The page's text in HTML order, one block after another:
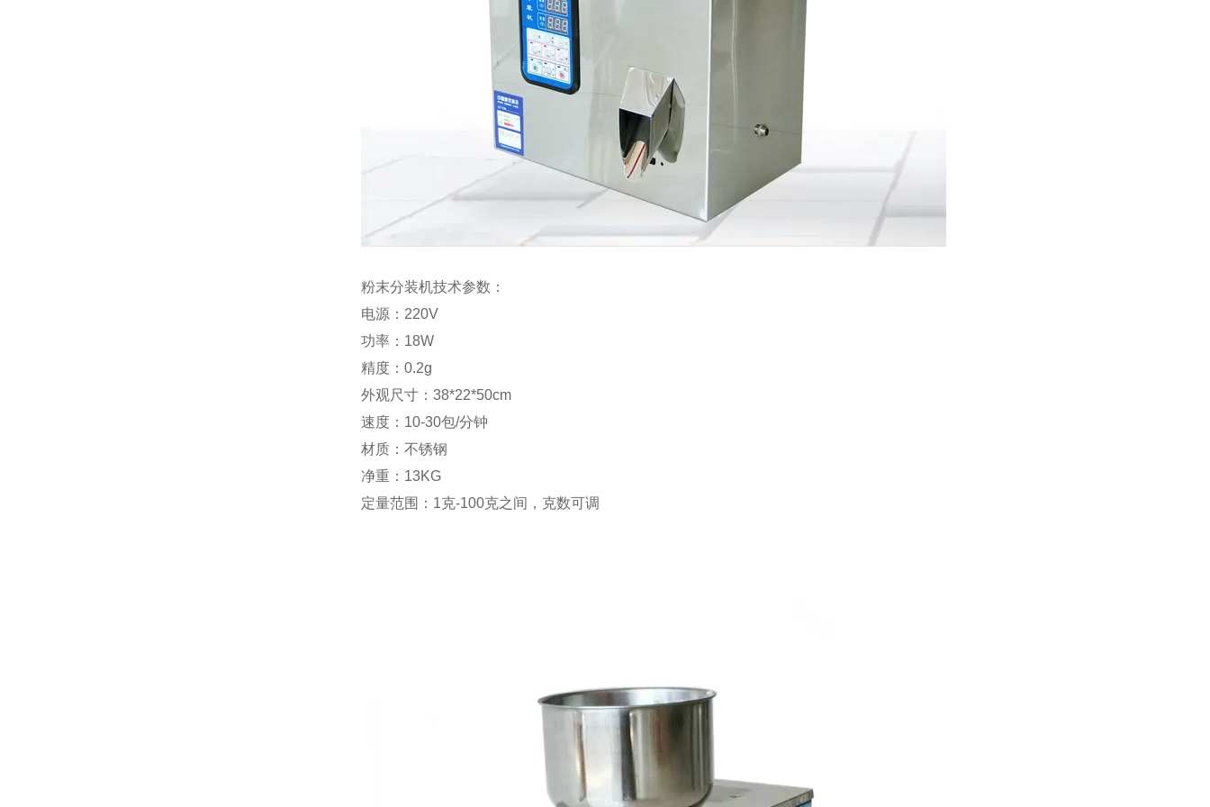
粉末分装机技术参数：
电源：220V
功率：18W
精度：0.2g
外观尺寸：38*22*50cm
速度：10-30包/分钟
材质：不锈钢
净重：13KG
定量范围：1克-100克之间，克数可调